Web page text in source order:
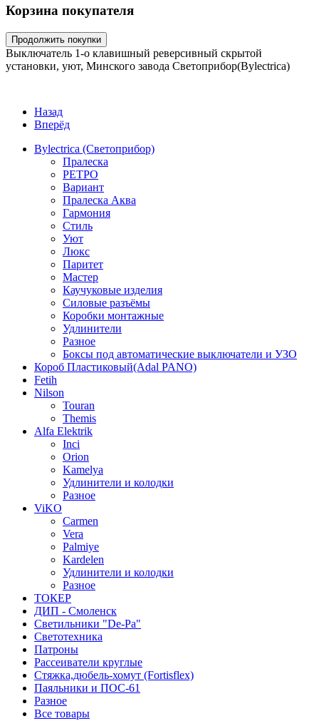
Корзина покупателя
Продолжить покупки
Выключатель 1-о клавишный реверсивный скрытой
установки, уют, Минского завода Светоприбор(Bylectrica)
Назад
Вперёд
Bylectrica (Светоприбор)
Пралеска
РЕТРО
Вариант
Пралеска Аква
Гармония
Стиль
Уют
Люкс
Паритет
Мастер
Каучуковые изделия
Силовые разъёмы
Коробки монтажные
Удлинители
Разное
Боксы под автоматические выключатели и УЗО
Короб Пластиковый(Adal PANO)
Fetih
Nilson
Touran
Themis
Alfa Elektrik
Inci
Orion
Kamelya
Удлинители и колодки
Разное
ViKO
Carmen
Vera
Palmiye
Kardelen
Удлинители и колодки
Разное
ТОКЕР
ДИП - Смоленск
Светильники "De-Pa"
Светотехника
Патроны
Рассеиватели круглые
Стяжка,дюбель-хомут (Fortisflex)
Паяльники и ПОС-61
Разное
Все товары